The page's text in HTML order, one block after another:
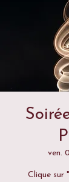
ven.
Clique sur